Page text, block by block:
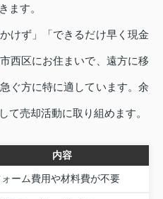
ます。
けず」「できるだけ早く現金
西区にお住まいで、遠方に移
ぐ方に特に適しています。余
て売却活動に取り組めます。
内容
ォーム費用や材料費が不要